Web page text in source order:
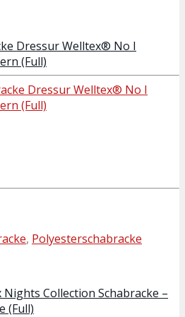
Dressur Welltex® No I
(Full)
, Polyesterschabracke
Collection Schabracke –
(Full)